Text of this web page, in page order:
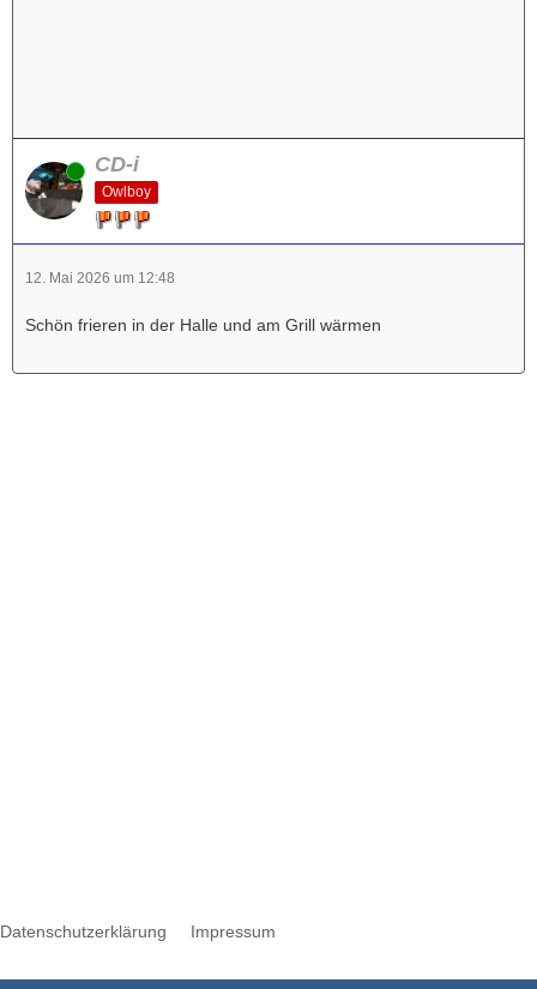
Online CD-i
Owlboy
12. Mai 2026 um 12:48
Schön frieren in der Halle und am Grill wärmen
Datenschutzerklärung Impressum